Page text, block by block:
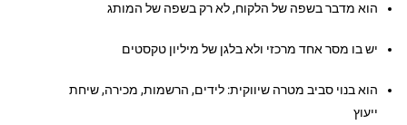
הוא מדבר בשפה של הלקוח, לא רק בשפה של המותג
יש בו מסר אחד מרכזי ולא בלגן של מיליון טקסטים
הוא בנוי סביב מטרה שיווקית: לידים, הרשמות, מכירה, שיחת
ייעוץ